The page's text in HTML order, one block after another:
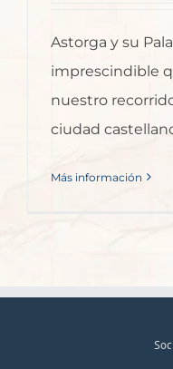
Astorga y su
imprescindible
nuestro
ciudad
Más información